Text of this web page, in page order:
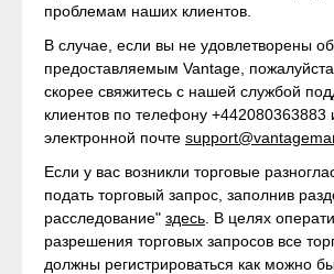
проблемам наших клиентов.
В случае, если вы не удовлетворены
предоставляемым Vantage,
скорее свяжитесь с нашей службой
клиентов по телефону +442080363883
электронной почте
Если у вас возникли торговые
подать торговый запрос, заполнив
расследование" здесь . В целях
разрешения торговых запросов все
должны регистрироваться как можно